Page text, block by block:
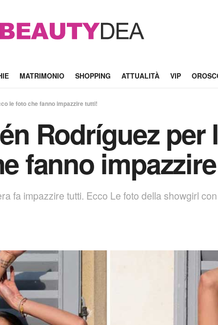
MATRIMONIO SHOPPING ATTUALITÀ VIP
le foto che fanno impazzire tutti!
Rodríguez
fanno
fa impazzire tutti. Ecco Le foto della showgirl